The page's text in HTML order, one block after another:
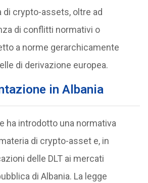
di crypto-assets, oltre ad
di conflitti normativi o
a norme gerarchicamente
di derivazione europea.
in Albania
ha introdotto una normativa
di crypto-asset e, in
delle DLT ai mercati
di Albania. La legge